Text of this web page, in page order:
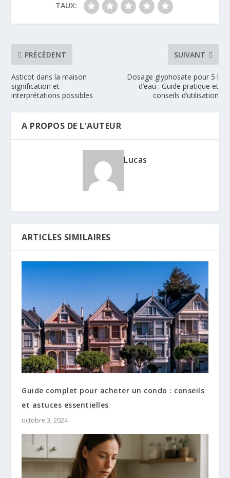
TAUX:
PRÉCÉDENT
Asticot dans la maison
signification et
interprétations possibles
SUIVANT
Dosage glyphosate pour 5 l
d’eau : Guide pratique et
conseils d’utilisation
A PROPOS DE L'AUTEUR
Lucas
ARTICLES SIMILAIRES
Guide complet pour acheter un condo : conseils
et astuces essentielles
octobre 3, 2024